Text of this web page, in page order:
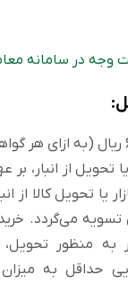
وجه در سامانه
هزینه انبارداري 614 ریال (به
تحویل از انبار،
یا تحویل کالا از
تسویه می‌گردد.
به منظور
حداقل به